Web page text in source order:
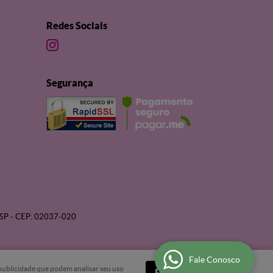
Redes Sociais
Segurança
SP - CEP: 02037-020
que podem analisar seu uso
Fale Conosco